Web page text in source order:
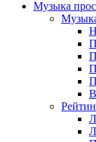
Музыка